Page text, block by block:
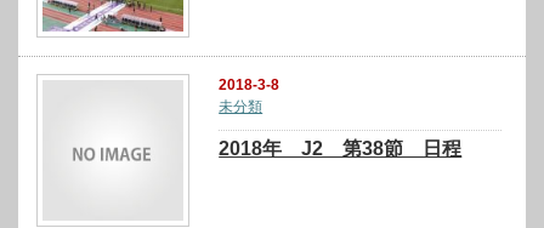
2018-3-8
未分類
2018年 J2 第38節 日程